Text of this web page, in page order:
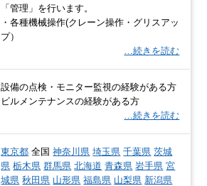
「管理」を行います。
・各種機械操作(クレーン操作・グリスアッ
プ）
…続きを読む
設備の点検・モニター監視の経験がある方
ビルメンテナンスの経験がある方
…続きを読む
東京都 全国神奈川県 埼玉県 千葉県 茨城
県 栃木県 群馬県 北海道 青森県 岩手県 宮
城県 秋田県 山形県 福島県 山梨県 新潟県